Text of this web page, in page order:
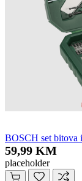
BOSCH set bitova
59,99 KM
placeholder